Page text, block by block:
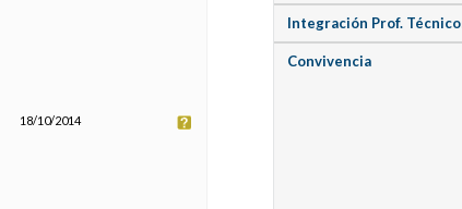
18/10/2014
Integración Prof.
Convivencia